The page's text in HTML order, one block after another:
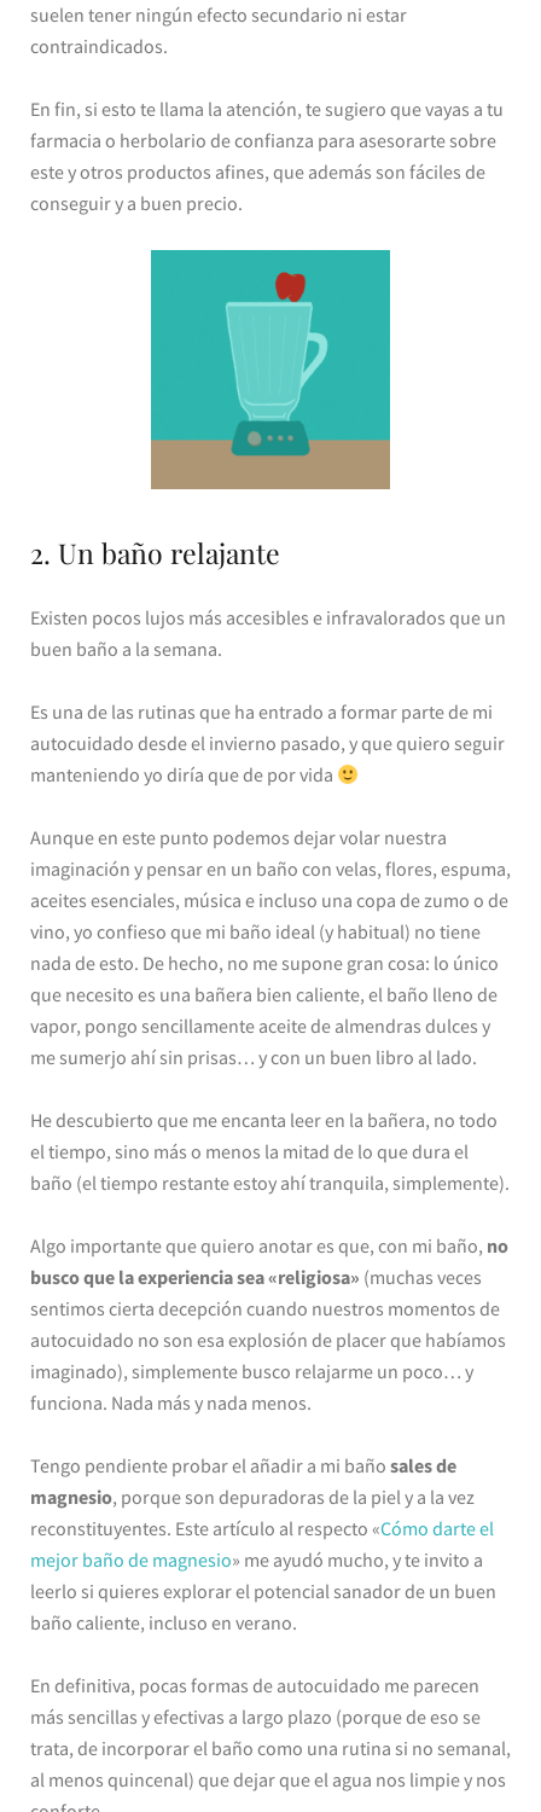
suelen tener ningún efecto secundario ni estar
contraindicados.
En fin, si esto te llama la atención, te sugiero que vayas a tu
farmacia o herbolario de confianza para asesorarte sobre
este y otros productos afines, que además son fáciles de
conseguir y a buen precio.
2. Un baño relajante
Existen pocos lujos más accesibles e infravalorados que un
buen baño a la semana.
Es una de las rutinas que ha entrado a formar parte de mi
autocuidado desde el invierno pasado, y que quiero seguir
manteniendo yo diría que de por vida
Aunque en este punto podemos dejar volar nuestra
imaginación y pensar en un baño con velas, flores, espuma,
aceites esenciales, música e incluso una copa de zumo o de
vino, yo confieso que mi baño ideal (y habitual) no tiene
nada de esto. De hecho, no me supone gran cosa: lo único
que necesito es una bañera bien caliente, el baño lleno de
vapor, pongo sencillamente aceite de almendras dulces y
me sumerjo ahí sin prisas… y con un buen libro al lado.
He descubierto que me encanta leer en la bañera, no todo
el tiempo, sino más o menos la mitad de lo que dura el
baño (el tiempo restante estoy ahí tranquila, simplemente).
Algo importante que quiero anotar es que, con mi baño, no
busco que la experiencia sea «religiosa» (muchas veces
sentimos cierta decepción cuando nuestros momentos de
autocuidado no son esa explosión de placer que habíamos
imaginado), simplemente busco relajarme un poco… y
funciona. Nada más y nada menos.
Tengo pendiente probar el añadir a mi baño sales de
magnesio, porque son depuradoras de la piel y a la vez
reconstituyentes. Este artículo al respecto «Cómo darte el
mejor baño de magnesio» me ayudó mucho, y te invito a
leerlo si quieres explorar el potencial sanador de un buen
baño caliente, incluso en verano.
En definitiva, pocas formas de autocuidado me parecen
más sencillas y efectivas a largo plazo (porque de eso se
trata, de incorporar el baño como una rutina si no semanal,
al menos quincenal) que dejar que el agua nos limpie y nos